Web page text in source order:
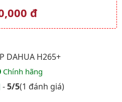
mãi
đ
DAHUA H265+
Chính hãng
-5/5(1 đánh giá)